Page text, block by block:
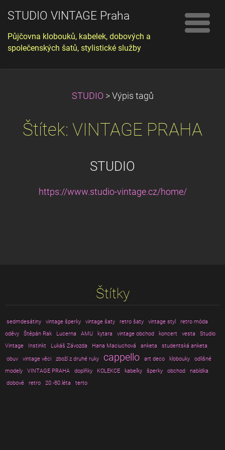
STUDIO VINTAGE Praha
Půjčovna klobouků, kabelek, dobových a
společenských šatů, stylistické služby
STUDIO > Výpis tagů
Štítek: VINTAGE PRAHA
STUDIO
https://www.studio-vintage.cz/home/
Štítky
sedmdesátiny vintage šperky vintage šaty retro šaty vintage styl
retro móda
oděvy
Štěpán Rak Lucerna AMU kytara vintage obchod koncert vesta
Studio
Vintage
Instinkt Lukáš Závozda Hana Maciuchová anketa
studentská anketa
obuv
vintage věci zboží z druhé ruky cappello art deco klobouky
odlišné
modely
VINTAGE PRAHA doplňky KOLEKCE kabelky šperky obchod
nabídka
dobové
retro 20.-80.léta terto